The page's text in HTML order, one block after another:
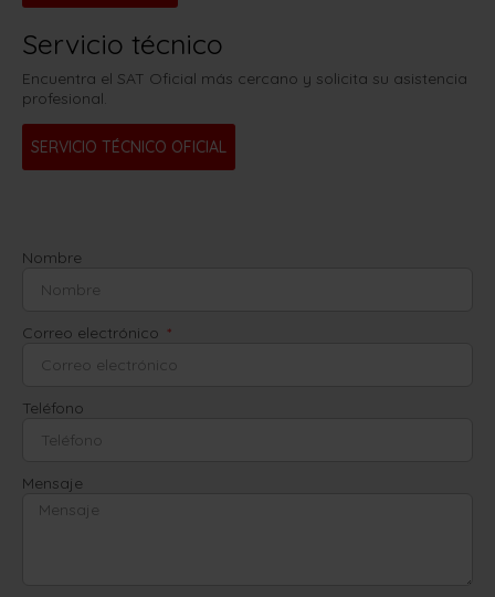
Servicio técnico
Encuentra el SAT Oficial más cercano y solicita su asistencia
profesional.
SERVICIO TÉCNICO OFICIAL
Nombre
Correo electrónico
Teléfono
Mensaje